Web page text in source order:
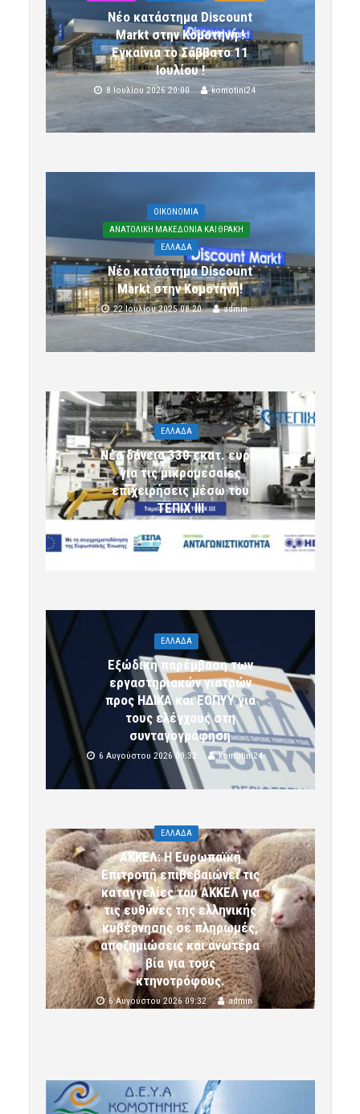
Νέο κατάστημα Discount
Markt στην Κομοτηνή !
Εγκαίνια το Σάββατο 11
Ιουλίου !
8 Ιουλίου 2026 20:00 komotini24
OIKONOMIA
ΑΝΑΤΟΛΙΚΗ ΜΑΚΕΔΟΝΙΑ ΚΑΙ ΘΡΑΚΗ
ΕΛΛΑΔΑ
Νέο κατάστημα Discount
Markt στην Κομοτηνή!
22 Ιουλίου 2025 08:20 admin
ΕΛΛΑΔΑ
Νέα δάνεια 330 εκατ. ευρώ
για τις μικρομεσαίες
επιχειρήσεις μέσω του
ΤΕΠΙΧ ΙΙΙ
ΕΛΛΑΔΑ
Εξώδικη παρέμβαση των
εργαστηριακών γιατρών
προς ΗΔΙΚΑ και ΕΟΠΥΥ για
τους ελέγχους στη
συνταγογράφηση
6 Αυγούστου 2026 09:32 komotini24
ΕΛΛΑΔΑ
ΑΚΚΕΛ: Η Ευρωπαϊκή
Επιτροπή επιβεβαιώνει τις
καταγγελίες του ΑΚΚΕΛ για
τις ευθύνες της ελληνικής
κυβέρνησης σε πληρωμές,
αποζημιώσεις και ανωτέρα
βία για τους
κτηνοτρόφους.
6 Αυγούστου 2026 09:32 admin